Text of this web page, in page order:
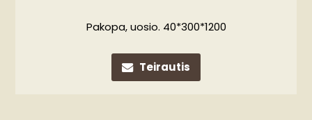
Pakopa, uosio. 40*300*1200
Teirautis